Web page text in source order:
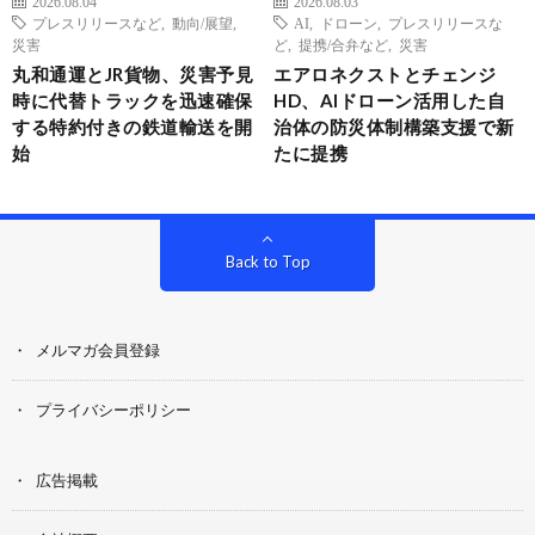
プレスリリースなど
動向/展望
災害
丸和通運とJR貨物、災害予見
時に代替トラックを迅速確保
する特約付きの鉄道輸送を開
始
AI
ドローン
プレスリリースな
ど
提携/合弁など 災害
エアロネクストとチェンジ
HD、AIドローン活用した自
治体の防災体制構築支援で新
たに提携
Back to Top
メルマガ会員登録
プライバシーポリシー
広告掲載